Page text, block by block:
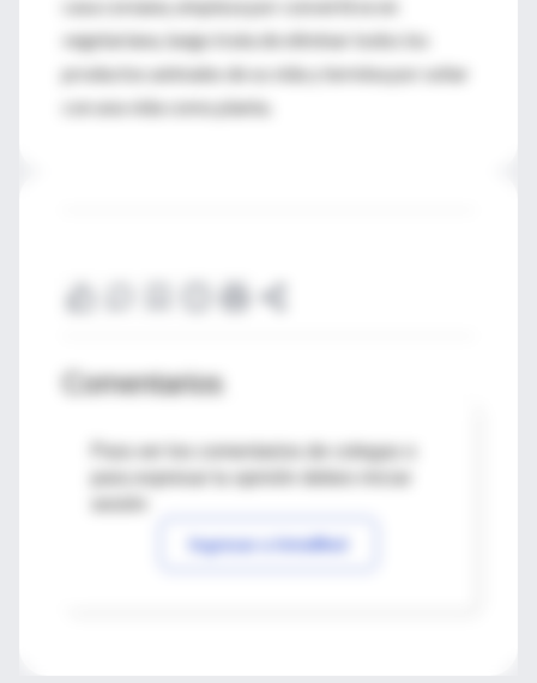
casa coreana, empieza por convertirse en
vegetariana, luego trata de eliminar todos los
productos animales de su vida y termina por soñar
con una vida como planta.
Comentarios
Para ver los comentarios de colegas o
Ingresar a IntraMed